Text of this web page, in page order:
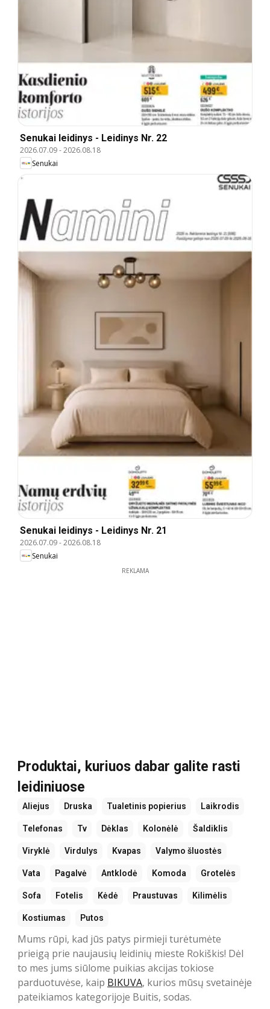
Senukai leidinys - Leidinys Nr. 22
2026.07.09-2026.08.18
Senukai
Senukai leidinys - Leidinys Nr. 21
2026.07.09-2026.08.18
Senukai
REKLAMA
Produktai, kuriuos dabar galite rasti
leidiniuose
Aliejus Druska Tualetinis popierius Laikrodis
Telefonas Tv Dėklas Kolonėlė Šaldiklis
Viryklė Virdulys Kvapas Valymo šluostės
Vata Pagalvė Antklodė Komoda Grotelės
Sofa Fotelis Kėdė Praustuvas Kilimėlis
Kostiumas Putos
Mums rūpi, kad jūs patys pirmieji turėtumėte
prieigą prie naujausių leidinių mieste Rokiškis! Dėl
to mes jums siūlome puikias akcijas tokiose
parduotuvėse, kaip BIKUVA, kurios mūsų svetainėje
pateikiamos kategorijoje Buitis, sodas.